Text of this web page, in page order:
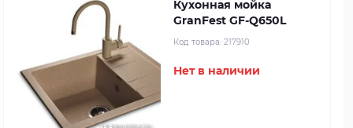
Кухонная мойка
GranFest GF-Q650L
Код товара: 217910
Нет в наличии